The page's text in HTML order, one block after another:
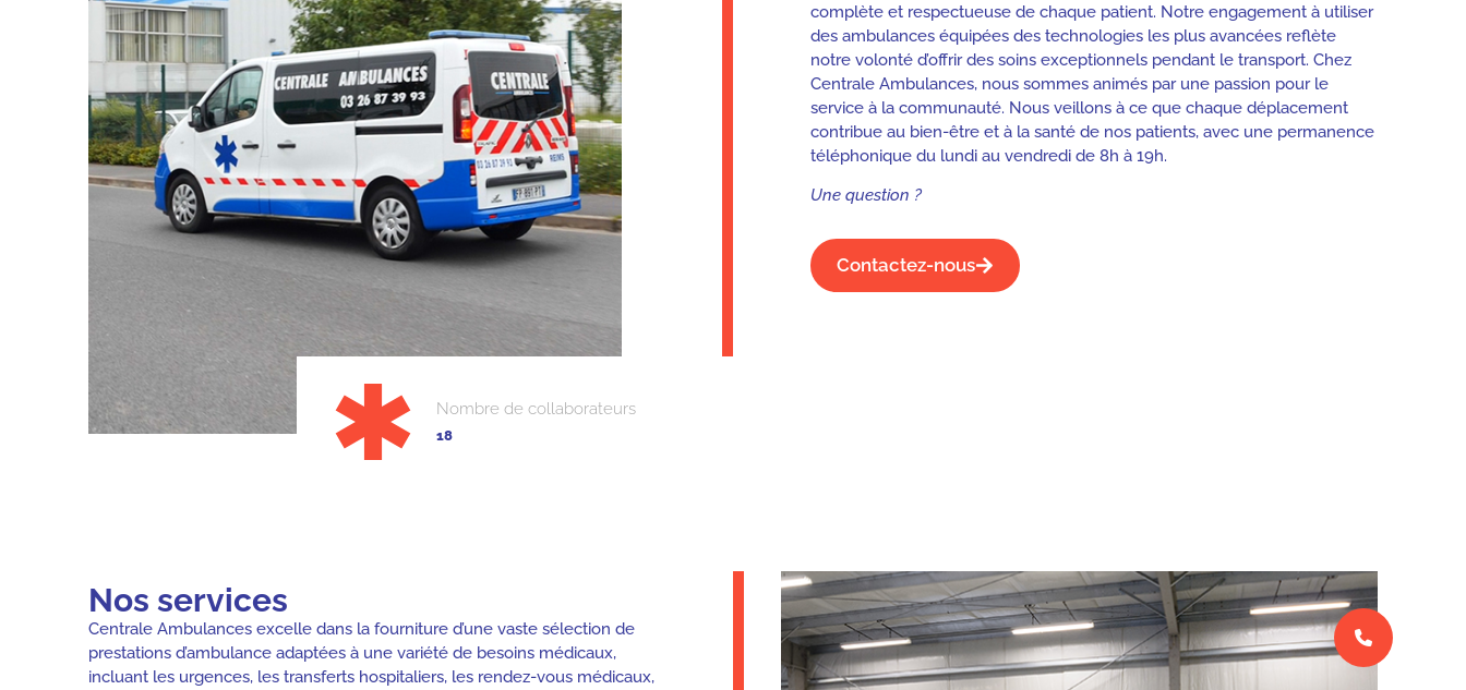
Nombre de collaborateurs
18
complète et respectueuse de chaque patient. Notre engagement à utiliser
des ambulances équipées des technologies les plus avancées reflète
notre volonté d’offrir des soins exceptionnels pendant le transport. Chez
Centrale Ambulances, nous sommes animés par une passion pour le
service à la communauté. Nous veillons à ce que chaque déplacement
contribue au bien-être et à la santé de nos patients, avec une permanence
téléphonique du lundi au vendredi de 8h à 19h.
Une question ?
Contactez-nous
Nos services
Centrale Ambulances excelle dans la fourniture d’une vaste sélection de
prestations d’ambulance adaptées à une variété de besoins médicaux,
incluant les urgences, les transferts hospitaliers, les rendez-vous médicaux,